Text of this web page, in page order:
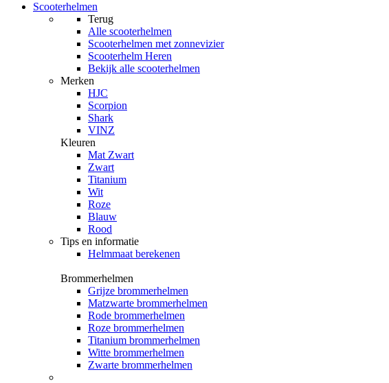
Scooterhelmen
Terug
Alle scooterhelmen
Scooterhelmen met zonnevizier
Scooterhelm Heren
Bekijk alle scooterhelmen
Merken
HJC
Scorpion
Shark
VINZ
Kleuren
Mat Zwart
Zwart
Titanium
Wit
Roze
Blauw
Rood
Tips en informatie
Helmmaat berekenen
Brommerhelmen
Grijze brommerhelmen
Matzwarte brommerhelmen
Rode brommerhelmen
Roze brommerhelmen
Titanium brommerhelmen
Witte brommerhelmen
Zwarte brommerhelmen